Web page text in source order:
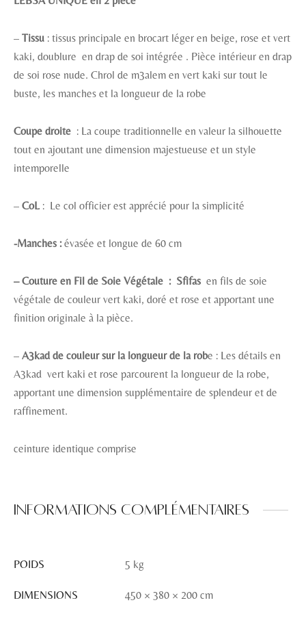
– Tissu : tissus principale en brocart léger en beige, rose et vert
kaki, doublure en drap de soi intégrée . Pièce intérieur en drap
de soi rose nude. Chrol de m3alem en vert kaki sur tout le
buste, les manches et la longueur de la robe
Coupe droite : La coupe traditionnelle en valeur la silhouette
tout en ajoutant une dimension majestueuse et un style
intemporelle
– CoL : Le col officier est apprécié pour la simplicité
-Manches :évasée et longue de 60 cm
– Couture en Fil de Soie Végétale : Sfifas en fils de soie
végétale de couleur vert kaki, doré et rose et apportant une
finition originale à la pièce.
– A3kad de couleur sur la longueur de la robe : Les détails en
A3kad vert kaki et rose parcourent la longueur de la robe,
apportant une dimension supplémentaire de splendeur et de
raffinement.
ceinture identique comprise
Informations complémentaires
POIDS 5 kg
DIMENSIONS 450 × 380 × 200 cm